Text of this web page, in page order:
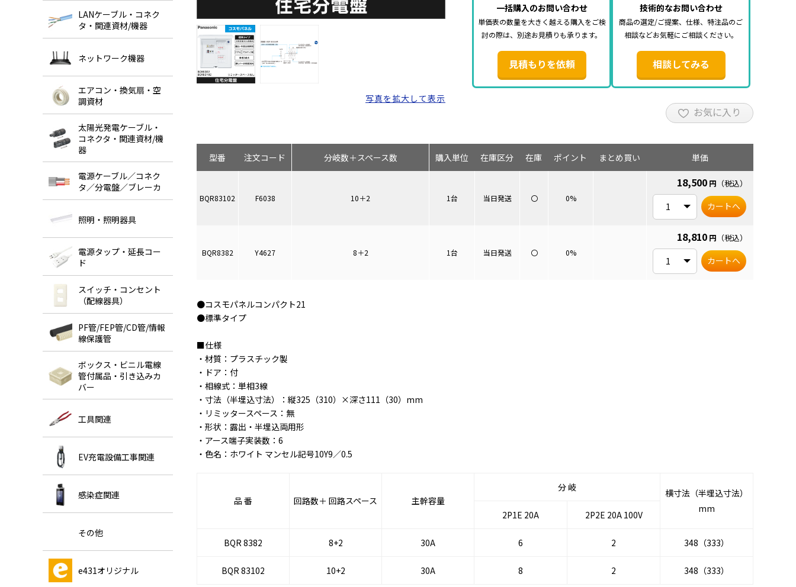
LANケーブル・コネク
タ・関連資材/機器
ネットワーク機器
エアコン・換気扇・空
調資材
太陽光発電ケーブル・
コネクタ・関連資材/機
器
電源ケーブル／コネク
タ／分電盤／ブレーカ
照明・照明器具
電源タップ・延長コー
ド
スイッチ・コンセント
（配線器具）
PF管/FEP管/CD管/情報
線保護管
ボックス・ビニル電線
管付属品・引き込みカ
バー
工具関連
EV充電設備工事関連
感染症関連
その他
e431オリジナル
一括購入のお問い合わせ
単価表の数量を大きく越える購入をご検
討の際は、別途お見積りも承ります。
見積もりを依頼
技術的なお問い合わせ
商品の選定/ご提案、仕様、特注品のご
相談などお気軽にご相談ください。
相談してみる
お気に入り
写真を拡大して表示
型番 注文コード
BQR83102 F6038
BQR8382 Y4627
分岐数＋スペース数
10＋2
8＋2
購入単位 在庫区分 在庫 ポイント まとめ買い 単価
1台 当日発送 〇 0%
18,500 円 （税込）
カートへ
1台 当日発送 〇 0%
18,810 円 （税込）
カートへ
●コスモパネルコンパクト21
●標準タイプ
■仕様
・材質：プラスチック製
・ドア：付
・相線式：単相3線
・寸法（半埋込寸法）：縦325（310）×深さ111（30）mm
・リミッタースペース：無
・形状：露出・半埋込両用形
・アース端子実装数：6
・色名：ホワイト マンセル記号10Y9／0.5
品 番 回路数＋ 回路スペース 主幹容量
分 岐
横寸法（半埋込寸法）
mm
2P1E 20A 2P2E 20A 100V
BQR 8382 8+2 30A 6 2 348（333）
BQR 83102 10+2 30A 8 2 348（333）